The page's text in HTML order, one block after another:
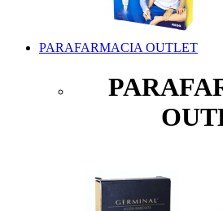
PARAFARMACIA OUTLET